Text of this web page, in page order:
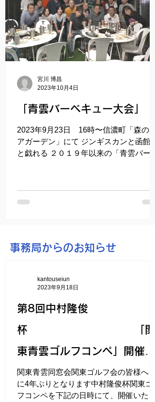
「青雲バーベキュー大会」
2023年9月23日 16時〜信濃町「森のビ
アガーデン」にて ジンギスカンと函館弁
と戯れる ２０１９年以来の「青雲バーベ
宮川 博昌
2023年10月4日
事務局からのお知らせ
第8回中村隆俊
杯 「関
東青雲ゴルフコンペ」開催の
ご案内
関東青雲同窓会関東ゴルフ会の皆様へ 実
に4年ぶりとなります中村隆俊杯関東ゴ
フコンペを下記の日時にて、開催いたし
kantouseiun
2023年9月18日